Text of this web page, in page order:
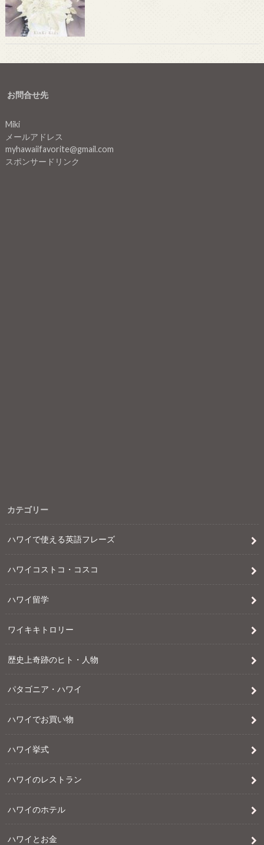
お問合せ先
Miki
メールアドレス
myhawaiifavorite@gmail.com
スポンサードリンク
カテゴリー
ハワイで使える英語フレーズ
ハワイコストコ・コスコ
ハワイ留学
ワイキキトロリー
歴史上奇跡のヒト・人物
パタゴニア・ハワイ
ハワイでお買い物
ハワイ挙式
ハワイのレストラン
ハワイのホテル
ハワイとお金